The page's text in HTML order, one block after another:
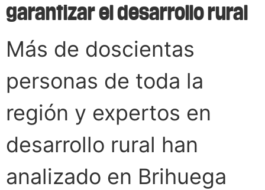
garantizar el desarrollo rural
Más de doscientas
personas de toda la
región y expertos en
desarrollo rural han
analizado en Brihuega